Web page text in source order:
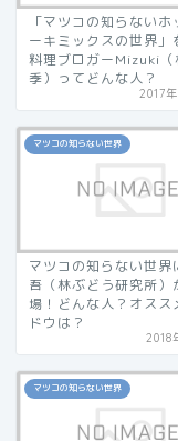
「マツコの知らないホ
ーキミックスの世界」
料理ブロガーMizuki（
季）ってどんな人？
2017
マツコの知らない世界
マツコの知らない世界
吾（林ぶどう研究所）
場！どんな人？オスス
ドウは？
2018
マツコの知らない世界